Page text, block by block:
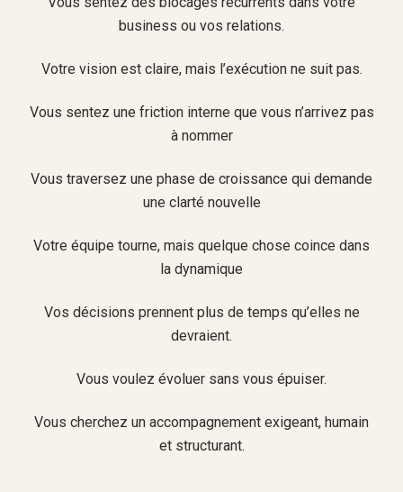
business ou vos relations.
Votre vision est claire, mais l’exécution ne suit pas.
Vous sentez une friction interne que vous n’arrivez pas
à nommer
Vous traversez une phase de croissance qui demande
une clarté nouvelle
Votre équipe tourne, mais quelque chose coince dans
la dynamique
Vos décisions prennent plus de temps qu’elles ne
devraient.
Vous voulez évoluer sans vous épuiser.
Vous cherchez un accompagnement exigeant, humain
et structurant.